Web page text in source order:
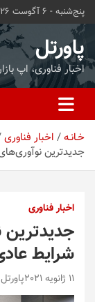
محتوا
بروید
پنج‌شنبه - 6 آگوست 2026
پاورتل
اخبار فناوری، اپ
خـانـه
اخبار فناوری
جدیدترین
اخبار فناوری
شرایط
11 ژانویه 2021 پاورتل